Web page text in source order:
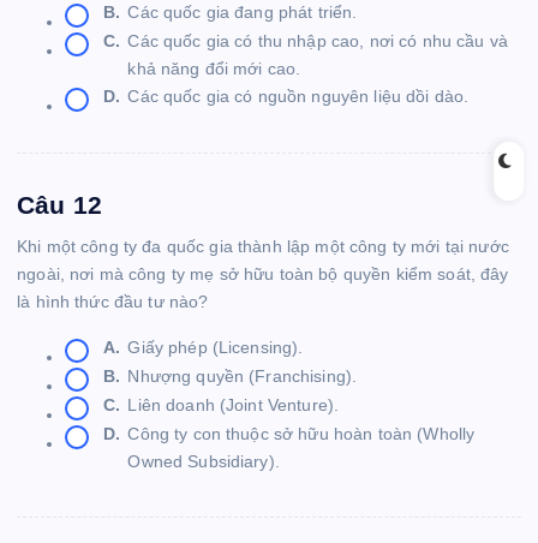
B. Các quốc gia đang phát triển.
C. Các quốc gia có thu nhập cao, nơi có nhu cầu và
khả năng đổi mới cao.
D. Các quốc gia có nguồn nguyên liệu dồi dào.
Câu 12
Khi một công ty đa quốc gia thành lập một công ty mới tại nước
ngoài, nơi mà công ty mẹ sở hữu toàn bộ quyền kiểm soát, đây
là hình thức đầu tư nào?
A. Giấy phép (Licensing).
B. Nhượng quyền (Franchising).
C. Liên doanh (Joint Venture).
D. Công ty con thuộc sở hữu hoàn toàn (Wholly
Owned Subsidiary).